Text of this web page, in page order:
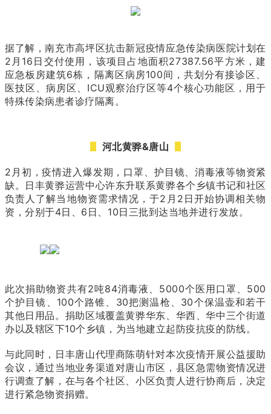
据了解，南充市高坪区抗击新冠疫情应急传染病医院计划在
2月16日交付使用，该项目占地面积27387.56平方米，建
应急板房建筑6栋，隔离区病房100间，共划分有接诊区、
医技区、病房区、ICU观察治疗区等4个核心功能区，用于
特殊传染病患者诊疗隔离。
河北黄骅&唐山
2月初，疫情进入爆发期，口罩、护目镜、消毒液等物资紧
缺。日丰黄骅运营中心许东升联系黄骅各个乡镇书记和社区
负责人了解当地物资需求情况，于2月2日开始协调相关物
资，分别于4日、6日、10日三批到达当地并进行发放。
此次捐助物资共有2吨84消毒液、5000个医用口罩、500
个护目镜、100个路锥、30把测温枪、30个保温壶和若干
其他日用品。捐助区域覆盖黄骅华东、华西、华中三个街道
办以及辖区下10个乡镇，为当地建立起防疫抗疫的防线。
与此同时，日丰唐山代理商陈萌针对本次疫情开展公益援助
会议，通过当地业务渠道对唐山市区，县区急需物资情况进
行调查了解，在与各个社区、小区负责人进行协商后，决定
进行紧急物资捐赠。